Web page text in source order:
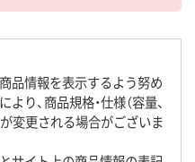
品情報を表示するよう努め
り、商品規格・仕様（容量、
が変更される場合がございま